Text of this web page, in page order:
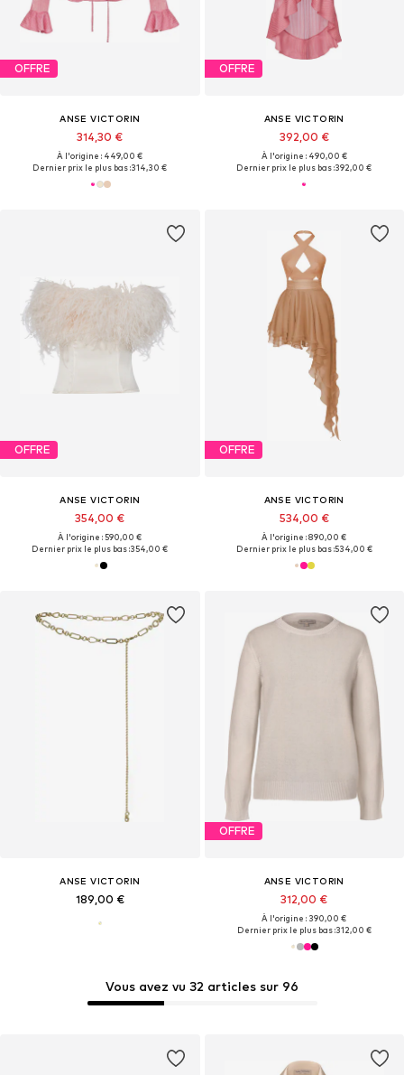
OFFRE
ANSE VICTORIN
314,30 €
À l'origine : 449,00 €
Dernier prix le plus bas :314,30 €
OFFRE
ANSE VICTORIN
392,00 €
À l'origine : 490,00 €
Dernier prix le plus bas :392,00 €
Vous avez vu 32 articles sur 96
OFFRE
ANSE VICTORIN
354,00 €
À l'origine : 590,00 €
Dernier prix le plus bas :354,00 €
OFFRE
ANSE VICTORIN
534,00 €
À l'origine : 890,00 €
Dernier prix le plus bas :534,00 €
ANSE VICTORIN
189,00 €
OFFRE
ANSE VICTORIN
312,00 €
À l'origine : 390,00 €
Dernier prix le plus bas :312,00 €